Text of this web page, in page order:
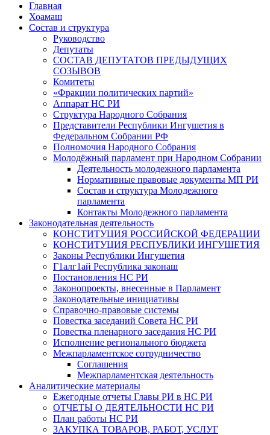
Главная
Хоамаш
Состав и структура
Руководство
Депутаты
СОСТАВ ДЕПУТАТОВ ПРЕДЫДУЩИХ
СОЗЫВОВ
Комитеты
«Фракции политических партий»
Аппарат НС РИ
Структура Народного Собрания
Представители Республики Ингушетия в
Федеральном Собрании РФ
Полномочия Народного Собрания
Молодёжный парламент при Народном Собрании
Деятельность молодежного парламента
Нормативные правовые документы МП РИ
Состав и структура Молодежного
парламента
Контакты Молодежного парламента
Законодательная деятельность
КОНСТИТУЦИЯ РОССИЙСКОЙ ФЕДЕРАЦИИ
КОНСТИТУЦИЯ РЕСПУБЛИКИ ИНГУШЕТИЯ
Законы Республики Ингушетия
Г1алг1ай Республика законаш
Постановления НС РИ
Законопроекты, внесенные в Парламент
Законодательные инициативы
Справочно-правовые системы
Повестка заседаний Совета НС РИ
Повестка пленарного заседания НС РИ
Исполнение регионального бюджета
Межпарламентское сотрудничество
Соглашения
Межпарламентская деятельность
Аналитические материалы
Ежегодные отчеты Главы РИ в НС РИ
ОТЧЕТЫ О ДЕЯТЕЛЬНОСТИ НС РИ
План работы НС РИ
ЗАКУПКА ТОВАРОВ, РАБОТ, УСЛУГ